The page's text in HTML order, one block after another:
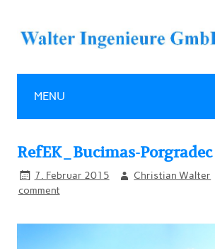
MENU
RefEK_Bucimas-
7. Februar 2015 Christian Walter
comment